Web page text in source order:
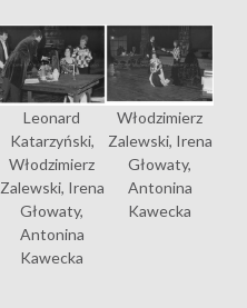
Leonard
Katarzyński,
Włodzimierz
Zalewski, Irena
Głowaty,
Antonina
Kawecka
Włodzimierz
Zalewski, Irena
Głowaty,
Antonina
Kawecka